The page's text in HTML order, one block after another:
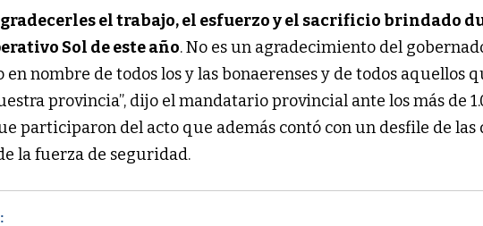
el trabajo, el esfuerzo y el sacrificio brindado
Sol de este año. No es un agradecimiento del
en nombre de todos los y las bonaerenses y de todos aquellos
provincia”, dijo el mandatario provincial ante los más de
participaron del acto que además contó con un desfile de
la fuerza de seguridad.